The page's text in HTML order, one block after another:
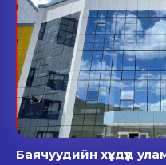
Баячуудийн хүүхдүүд